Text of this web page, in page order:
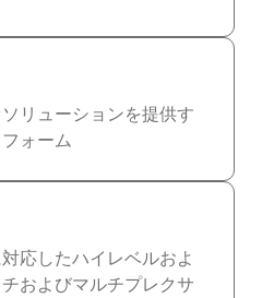
リューションを提供す
ォーム
応したハイレベルおよ
およびマルチプレクサ